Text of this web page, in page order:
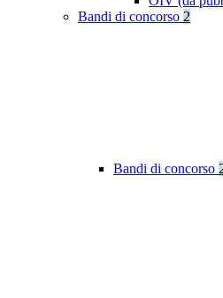
Bandi di concorso 2
Bandi di concorso